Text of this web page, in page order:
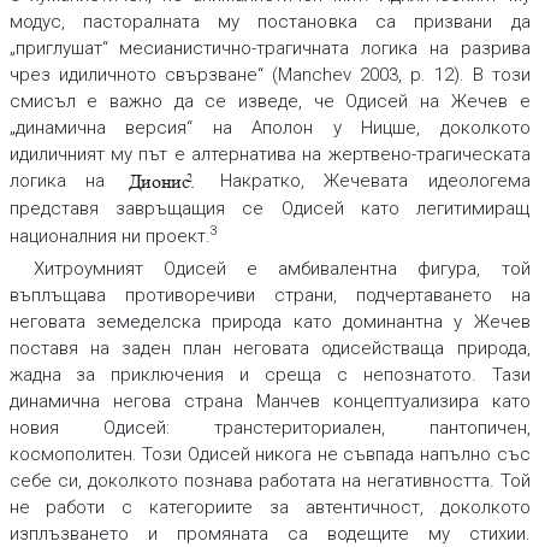
модус, пасторалната му постановка са призвани да
„приглушат“ месианистично-трагичната логика на разрива
чрез идиличното свързване“ (Manchev 2003, р. 12). В този
смисъл е важно да се изведе, че Одисей на Жечев е
„динамична версия“ на Аполон у Ницше, доколкото
идиличният му път е алтернатива на жертвено-трагическата
логика на
Дионис.
2
Накратко, Жечевата идеологема
представя завръщащия се Одисей като легитимиращ
националния ни проект.3
Хитроумният Одисей е амбивалентна фигура, той
въплъщава противоречиви страни, подчертаването на
неговата земеделска природа като доминантна у Жечев
поставя на заден план неговата одисействаща природа,
жадна за приключения и среща с непознатото. Тази
динамична негова страна Манчев концептуализира като
новия Одисей: транстериториален, пантопичен,
космополитен. Този Одисей никога не съвпада напълно със
себе си, доколкото познава работата на негативността. Той
не работи с категориите за автентичност, доколкото
изплъзването и промяната са водещите му стихии.